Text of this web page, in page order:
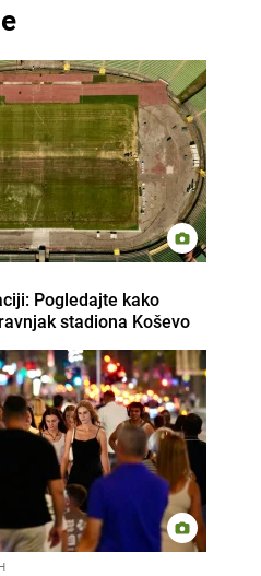
Pogledajte kako
stadiona Koševo